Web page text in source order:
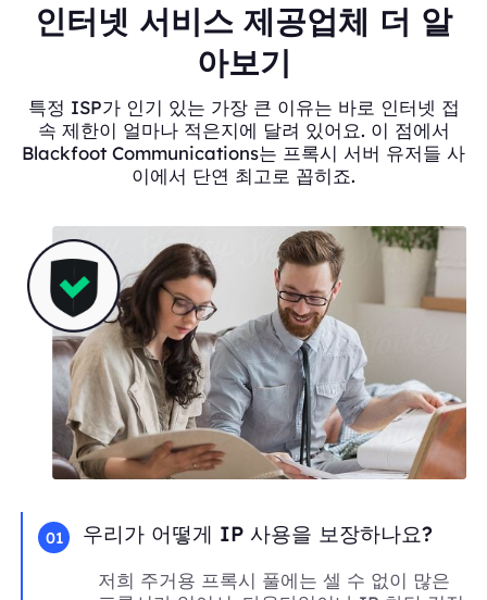
인터넷 서비스 제공업체 더 알
아보기
특정 ISP가 인기 있는 가장 큰 이유는 바로 인터넷 접
속 제한이 얼마나 적은지에 달려 있어요. 이 점에서
Blackfoot Communications는 프록시 서버 유저들 사
이에서 단연 최고로 꼽히죠.
01 우리가 어떻게 IP 사용을 보장하나요?
저희 주거용 프록시 풀에는 셀 수 없이 많은